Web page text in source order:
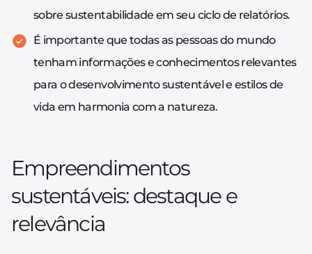
sobre sustentabilidade em seu ciclo de relatórios.
É importante que todas as pessoas do mundo
tenham informações e conhecimentos relevantes
para o desenvolvimento sustentável e estilos de
vida em harmonia com a natureza.
Empreendimentos
sustentáveis: destaque e
relevância